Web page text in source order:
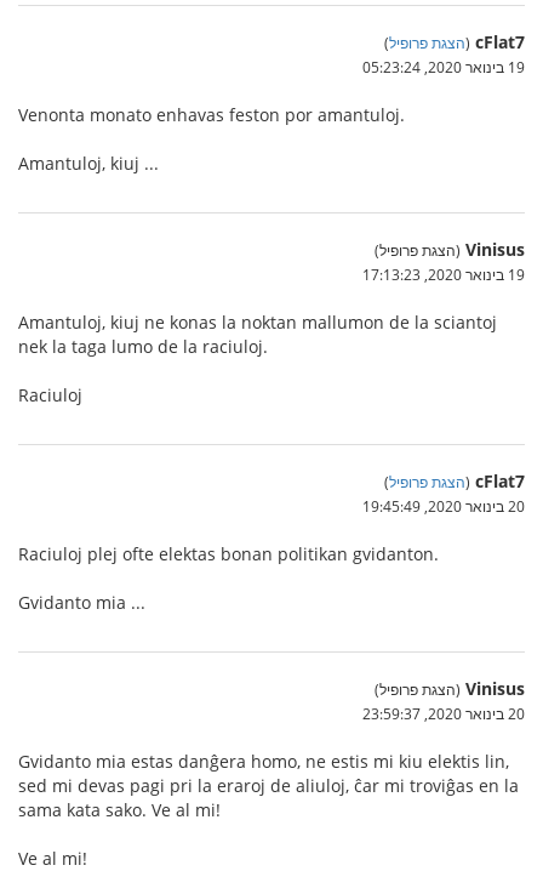
cFlat7
(הצגת פרופיל)
19 בינואר 2020, 05:23:24
Venonta monato enhavas feston por amantuloj.
Amantuloj, kiuj ...
Vinisus (הצגת פרופיל)
19 בינואר 2020, 17:13:23
Amantuloj, kiuj ne konas la noktan mallumon de la sciantoj
nek la taga lumo de la raciuloj.
Raciuloj
cFlat7
(הצגת פרופיל)
20 בינואר 2020, 19:45:49
Raciuloj plej ofte elektas bonan politikan gvidanton.
Gvidanto mia ...
Vinisus (הצגת פרופיל)
20 בינואר 2020, 23:59:37
Gvidanto mia estas danĝera homo, ne estis mi kiu elektis lin,
sed mi devas pagi pri la eraroj de aliuloj, ĉar mi troviĝas en la
sama kata sako. Ve al mi!
Ve al mi!